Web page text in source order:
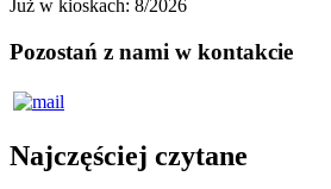
Już w kioskach: 8/2026
Pozostań z nami w kontakcie
Najczęściej czytane